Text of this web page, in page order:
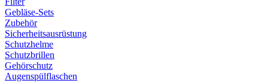
Gebläse-Sets
Zubehör
Sicherheitsausrüstung
Schutzhelme
Schutzbrillen
Gehörschutz
Augenspülflaschen